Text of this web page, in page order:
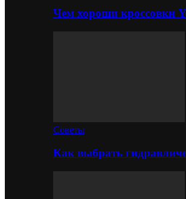
Чем хороши кроссовки
Советы
Как выбрать